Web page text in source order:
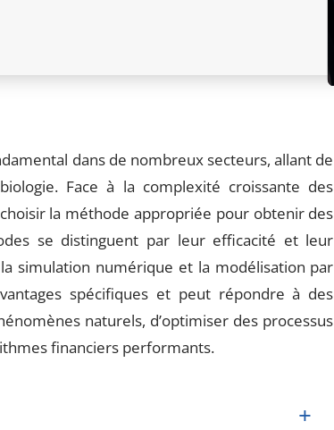
dans de nombreux secteurs, allant de
Face à la complexité croissante des
la méthode appropriée pour obtenir des
se distinguent par leur efficacité et leur
simulation numérique et la modélisation par
spécifiques et peut répondre à des
naturels, d’optimiser des processus
financiers performants.